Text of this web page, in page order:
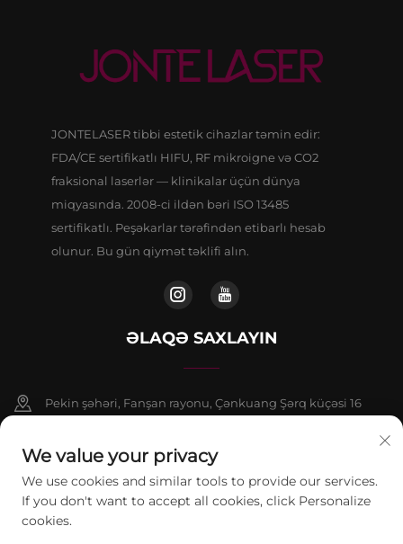
JONTELASER tibbi estetik cihazlar təmin edir:
FDA/CE sertifikatlı HIFU, RF mikroigne və CO2
fraksional laserlər — klinikalar üçün dünya
miqyasında. 2008-ci ildən bəri ISO 13485
sertifikatlı. Peşəkarlar tərəfindən etibarlı hesab
olunur. Bu gün qiymət təklifi alın.
ƏLAQƏ SAXLAYIN
Pekin şəhəri, Fanşan rayonu, Çənkuang Şərq küçəsi 16
+86-13911459627
[email protected]
We value your privacy
We use cookies and similar tools to provide our services.
If you don't want to accept all cookies, click Personalize
cookies.